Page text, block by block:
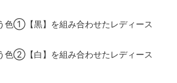
色①【黒】を組み合わせたレディース
色②【白】を組み合わせたレディース